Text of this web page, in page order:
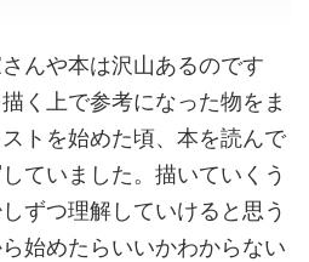
んや本は沢山あるのです
く上で参考になった物をま
トを始めた頃、本を読んで
ていました。描いていくう
ずつ理解していけると思う
始めたらいいかわからない